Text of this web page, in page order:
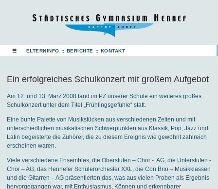
☰ ELTERNINFO :: BERICHTE :: KONTAKT
Ein erfolgreiches Schulkonzert mit großem Aufgebot
Am 12. und 13. März 2008 fand im PZ unserer Schule ein weiteres großes
Schulkonzert unter dem Titel „Frühlingsgefühle“ statt.
Eine bunte Palette von Musikstücken aus verschiedenen Zeiten und mit
unterschiedlichen musikalischen Schwerpunkten aus Klassik, Pop, Jazz und
Latin begeisterte die Zuhörer, die zu diesem Ereignis wie gewohnt zahlreich
erscheinen waren.
Viele verschiedene Ensembles, die Oberstufen – Chor - AG, die Unterstufen -
Chor – AG, das Hennefer Schülerorchester XXL, die Con Brio – Musikklassen
und die Gitarren – AG präsentierten das, was aus vielen Proben als Ergebnis
hervorgegangen war, mit Enthusiasmus, Können und erkennbarer